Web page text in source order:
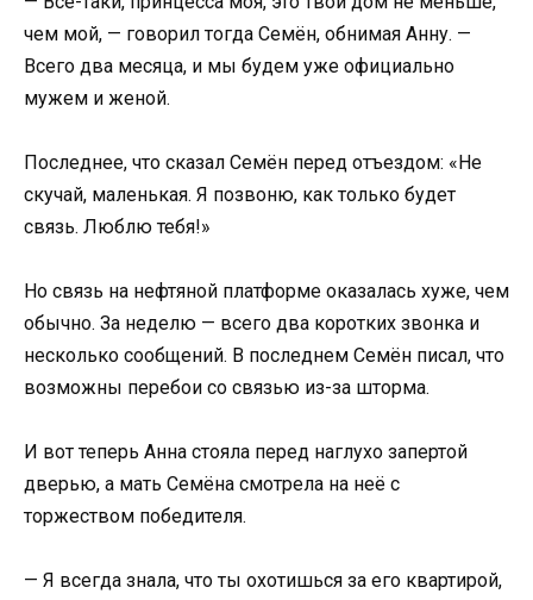
чем мой, — говорил тогда Семён, обнимая Анну. —
Всего два месяца, и мы будем уже официально
мужем и женой.
Последнее, что сказал Семён перед отъездом: «Не
скучай, маленькая. Я позвоню, как только будет
связь. Люблю тебя!»
Но связь на нефтяной платформе оказалась хуже, чем
обычно. За неделю — всего два коротких звонка и
несколько сообщений. В последнем Семён писал, что
возможны перебои со связью из-за шторма.
И вот теперь Анна стояла перед наглухо запертой
дверью, а мать Семёна смотрела на неё с
торжеством победителя.
— Я всегда знала, что ты охотишься за его квартирой,